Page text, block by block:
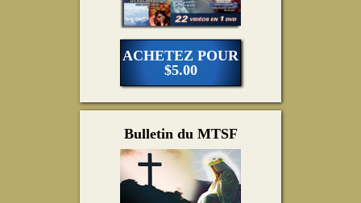
ACHETEZ POUR
$5.00
Bulletin du MTSF